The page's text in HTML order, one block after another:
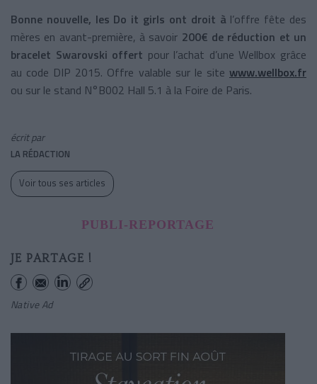
Bonne nouvelle, les Do it girls ont droit à l’offre fête des
mères en avant-première, à savoir 200€ de réduction et un
bracelet Swarovski offert pour l’achat d’une Wellbox grâce
au code DIP 2015. Offre valable sur le site www.wellbox.fr
ou sur le stand N°B002 Hall 5.1 à la Foire de Paris.
écrit par
LA RÉDACTION
Voir tous ses articles
PUBLI-REPORTAGE
JE PARTAGE !
Native Ad